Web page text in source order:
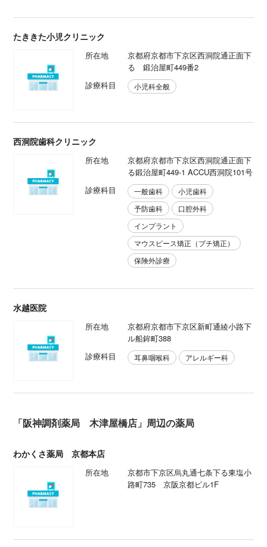
たききた小児クリニック
所在地
京都府京都市下京区西洞院通正面下
る 鍛治屋町449番2
診療科目
小児科全般
西洞院歯科クリニック
所在地
京都府京都市下京区西洞院通正面下
る鍛治屋町449-1 ACCU西洞院101号
診療科目
一般歯科
小児歯科
予防歯科
口腔外科
インプラント
マウスピース矯正（プチ矯正）
保険外診療
水越医院
所在地
京都府京都市下京区新町通綾小路下
ル船鉾町388
診療科目
耳鼻咽喉科 アレルギー科
「阪神調剤薬局 木津屋橋店」周辺の薬局
わかくさ薬局 京都本店
所在地
京都市下京区烏丸通七条下る東塩小
路町735 京阪京都ビル1F